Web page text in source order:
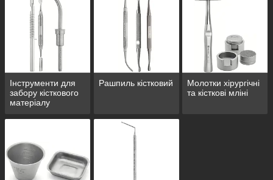
Інструменти для
забору кісткового
матеріалу
Рашпиль кістковий
Молотки хірургічні
та кісткові мліні